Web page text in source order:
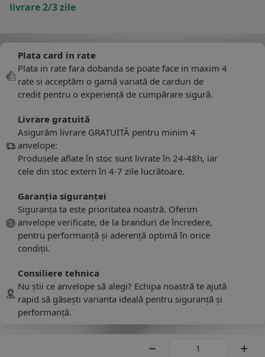
livrare 2/3 zile
Plata card in rate
Plata in rate fara dobanda se poate face in maxim 4
rate si acceptăm o gamă variată de carduri de
credit pentru o experiență de cumpărare sigură.
Livrare gratuită
Asigurăm livrare GRATUITĂ pentru minim 4
anvelope:
Produsele aflate în stoc sunt livrate în 24-48h, iar
cele din stoc extern în 4-7 zile lucrătoare.
Garanția siguranței
Siguranța ta este prioritatea noastră. Oferim
anvelope verificate, de la branduri de încredere,
pentru performanță și aderență optimă în orice
condiții.
Consiliere tehnica
Nu știi ce anvelope să alegi? Echipa noastră te ajută
rapid să găsești varianta ideală pentru siguranță și
performanță.